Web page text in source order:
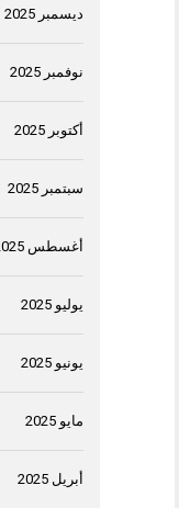
ديسمبر 2025
نوفمبر 2025
أكتوبر 2025
سبتمبر 2025
أغسطس 2025
يوليو 2025
يونيو 2025
مايو 2025
أبريل 2025